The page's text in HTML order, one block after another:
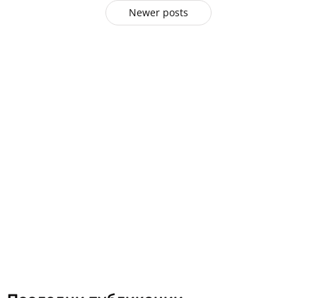
Newer posts